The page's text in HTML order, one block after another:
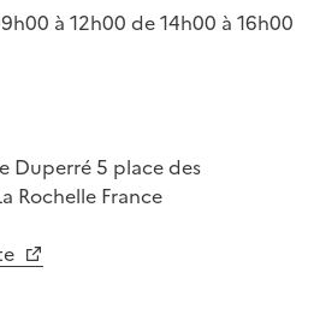
à 12h00 de 14h00 à 16h00
Duperré 5 place des
Rochelle France